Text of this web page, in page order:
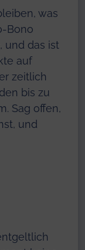
was
Bono
und das ist
auf
zeitlich
bis zu
Sag offen,
und